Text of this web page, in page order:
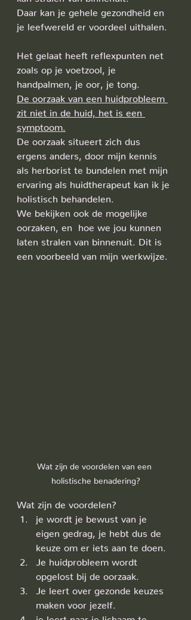
Daar kan je gehele gezondheid en
je leefwereld er voordeel uithalen.
Het gelaat heeft reflexpunten net
zoals op je voetzool, je
handpalmen, je oor, je tong.
De oorzaak van een huidprobleem
zit niet in de huid, het is een
symptoom.
De oorzaak situeert zich dus
ergens anders, door mijn kennis
als herborist te bundelen met mijn
ervaring als huidtherapeut kan ik je
holistisch behandelen.
We bekijken ook de mogelijke
oorzaken, en  hoe we jou kunnen
laten stralen van binnenuit. Dit is
een voorbeeld van mijn werkwijze.
Wat zijn de voordelen van een
holistische benadering?
Wat zijn de voordelen?
je wordt je bewust van je
eigen gedrag, je hebt dus de
keuze om er iets aan te doen.
Je huidprobleem wordt
opgelost bij de oorzaak.
Je leert over gezonde keuzes
maken voor jezelf.
je leert naar je lichaam te